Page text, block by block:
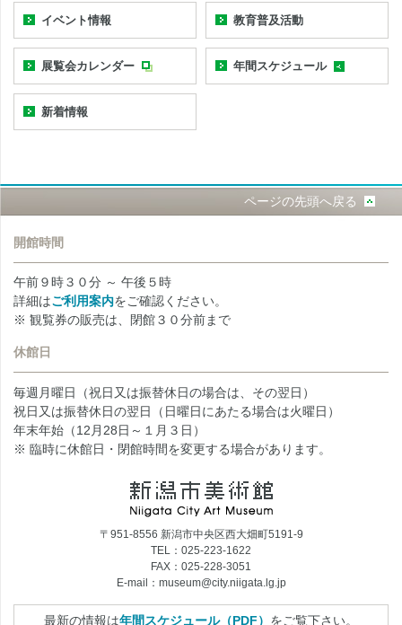
イベント情報 教育普及活動
展覧会カレンダー 年間スケジュール
新着情報
ページの先頭へ戻る
開館時間
午前９時３０分 ～ 午後５時
詳細はご利用案内をご確認ください。
※ 観覧券の販売は、閉館３０分前まで
休館日
毎週月曜日（祝日又は振替休日の場合は、その翌日）
祝日又は振替休日の翌日（日曜日にあたる場合は火曜日）
年末年始（12月28日～１月３日）
※ 臨時に休館日・閉館時間を変更する場合があります。
〒951-8556 新潟市中央区西大畑町5191-9
TEL：025-223-1622
FAX：025-228-3051
E-mail：museum@city.niigata.lg.jp
最新の情報は年間スケジュール（PDF） をご覧下さい。